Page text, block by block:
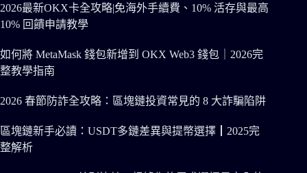
2026最新OKX卡全攻略|免海外手續費、10% 活存與最高
10% 回饋申請教學
如何將 MetaMask 錢包新增到 OKX Web3 錢包｜2026完
整教學指南
2026 春節防詐全攻略：區塊鏈投資常見的 8 大詐騙陷阱
區塊鏈新手必讀：USDT多鏈差異與提幣選擇┃2025完
整解析